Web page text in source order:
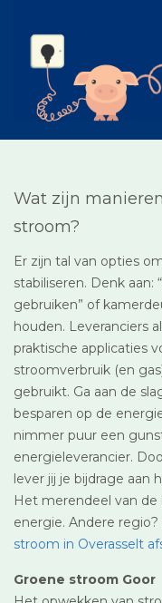
Wat zijn
stroom?
Er zijn tal van opties
stabiliseren. Denk aan:
gebruiken” of
houden. Leveranciers
praktische applicaties
stroomverbruik (en
gebruikt. Ga aan de
besparen op de
nimmer puur een
energieleverancier.
lever jij je bijdrage aan
Het merendeel van
energie. Andere
stroom in Overasselt
Groene stroom Goor